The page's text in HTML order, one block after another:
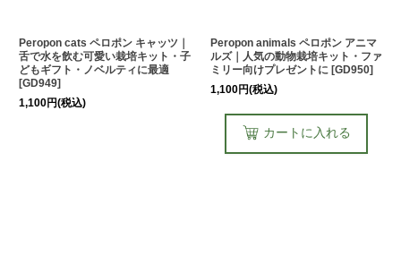
Peropon cats ペロポン キャッツ｜
舌で水を飲む可愛い栽培キット・子
どもギフト・ノベルティに最適
[GD949]
1,100円(税込)
Peropon animals ペロポン アニマ
ルズ｜人気の動物栽培キット・ファ
ミリー向けプレゼントに [GD950]
1,100円(税込)
カートに入れる